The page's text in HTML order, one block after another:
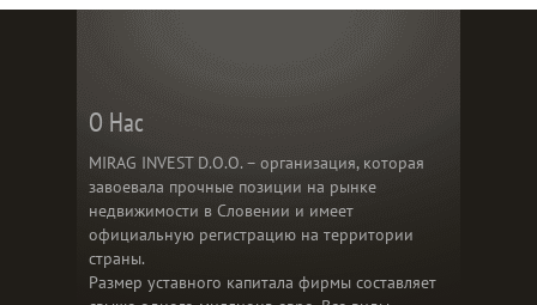
О Нас
MIRAG INVEST D.O.O. – организация, которая
завоевала прочные позиции на рынке
недвижимости в Словении и имеет
официальную регистрацию на территории
страны.
Размер уставного капитала фирмы составляет